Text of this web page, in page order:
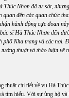
Thúc Nhơn đã tự sát,
đến các quan chức
hành động cực đoan
sĩ Hà Thúc Nhơn đến
phố Nha trang và các nơi.
thuật và thảo luận về
thuật chi tiết về vụ Hà
tìm hiểu. Với sự ủng hộ và